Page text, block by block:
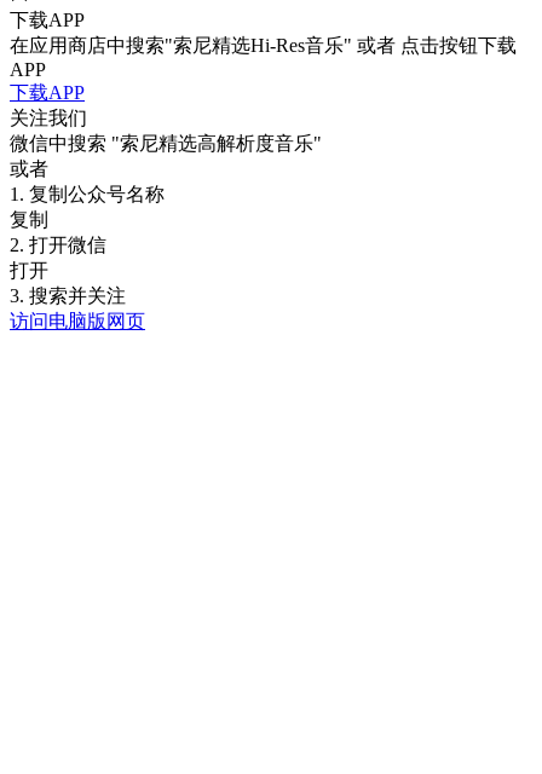
下载APP
在应用商店中搜索"索尼精选Hi-Res音乐" 或者 点击按钮下载
APP
下载APP
关注我们
微信中搜索 "索尼精选高解析度音乐"
或者
1. 复制公众号名称
复制
2. 打开微信
打开
3. 搜索并关注
访问电脑版网页